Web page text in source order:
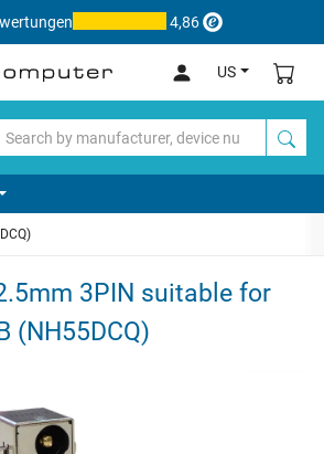
4,86
US
3PIN suitable for
(NH55DCQ)